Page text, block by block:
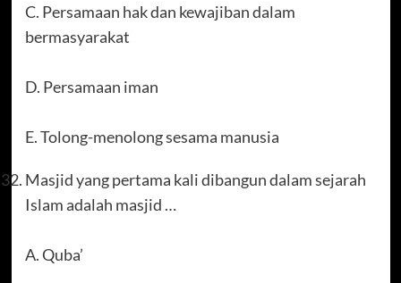
C. Persamaan hak dan kewajiban dalam
bermasyarakat
D. Persamaan iman
E. Tolong-menolong sesama manusia
Masjid yang pertama kali dibangun dalam sejarah
Islam adalah masjid …
A. Quba’